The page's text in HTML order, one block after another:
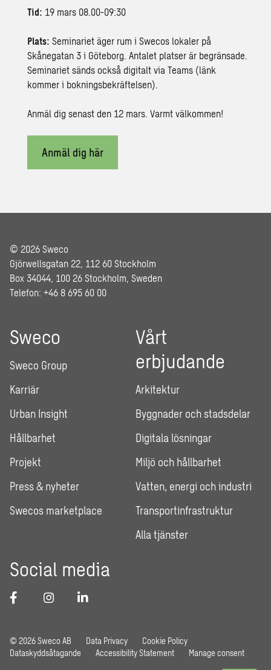
Tid: 19 mars 08.00-09:30
Plats: Seminariet äger rum i Swecos lokaler på
Skånegatan 3 i Göteborg. Antalet platser är begränsade.
Seminariet sänds också digitalt via Teams (länk
kommer i bokningsbekräftelsen).
Anmäl dig senast den 12 mars. Varmt välkommen!
Anmäl dig här
© 2026 Sweco
Gjörwellsgatan 22, 112 60 Stockholm
Box 34044, 100 26 Stockholm, Sweden
Telefon: +46 8 695 60 00
Sweco
Sweco Group
Karriär
Urban Insight
Hållbarhet
Projekt
Press & nyheter
Swecos marketplace
Vårt
erbjudande
Arkitektur
Byggnader och stadsdelar
Digitala lösningar
Miljö och hållbarhet
Vatten, energi och industri
Transportinfrastruktur
Alla tjänster
Social media
© 2026 Sweco AB Data Privacy
Cookie Policy
Dataskyddsåtagande
Accessibility Statement Manage consent